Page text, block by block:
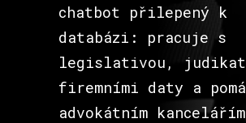
chatbot přilepený k
databázi: pracuje s
legislativou,
firemními daty a
advokátním